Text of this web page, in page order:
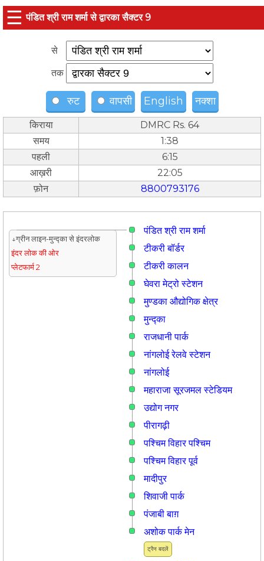
☰ पंडित श्री राम शर्मा से द्वारका सैक्टर 9
से
तक
रुट वापसी English नक्शा
किराया
DMRC Rs. 64
समय
1:38
पहली
6:15
आख़री
22:05
फ़ोन
8800793176
पंडित श्री राम शर्मा
↓ग्रीन लाइन-मुन्द्का से इंदरलोक
इंदर लोक की ओर
प्लेटफार्म 2
टीकरी बॉर्डर
टीकरी कालन
घेवरा मेट्रो स्टेशन
मुण्डका औद्योगिक क्षेत्र
मुन्द्का
राजधानी पार्क
नांगलोई रेलवे स्टेशन
नांगलोई
महाराजा सूरजमल स्टेडियम
उद्योग नगर
पीरागढ़ी
पश्चिम विहार पश्चिम
पश्चिम विहार पूर्व
मादीपुर
शिवाजी पार्क
पंजाबी बाग़
ट्रैन बदलें
अशोक पार्क मेन